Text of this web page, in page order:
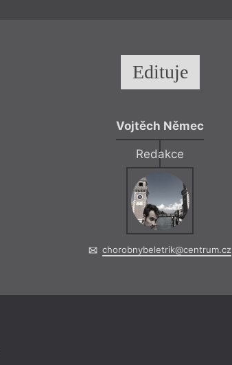
Edituje
Vojtěch Němec
Redakce
chorobnybeletrik@centrum.cz